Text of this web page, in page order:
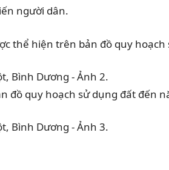
người dân.
thể hiện trên bản đồ quy
quy hoạch sử dụng đất đến